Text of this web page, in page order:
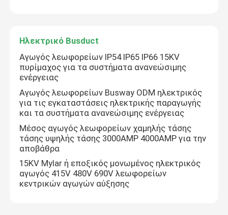
Σπίτι
Προϊόντα
Ηλεκτρικό Busduct
Αγωγός λεωφορείων IP54 IP65 IP66 15KV
πυρίμαχος για τα συστήματα ανανεώσιμης
ενέργειας
Αγωγός λεωφορείων Busway ODM ηλεκτρικός
για τις εγκαταστάσεις ηλεκτρικής παραγωγής
και τα συστήματα ανανεώσιμης ενέργειας
Μέσος αγωγός λεωφορείων χαμηλής τάσης
τάσης υψηλής τάσης 3000AMP 4000AMP για την
αποβάθρα
15KV Mylar ή εποξικός μονωμένος ηλεκτρικός
αγωγός 415V 480V 690V λεωφορείων
κεντρικών αγωγών αύξησης